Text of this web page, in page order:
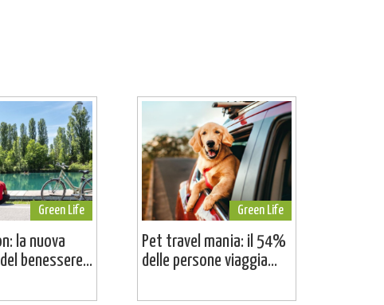
Green Life
la nuova
benessere...
Green Life
Pet travel mania: il 54%
delle persone viaggia...